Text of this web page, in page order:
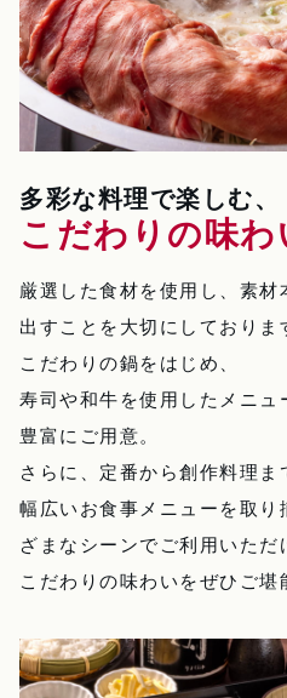
多彩な料理で楽しむ、
こだわりの味わ
厳選した食材を使用し、素材
出すことを大切にしておりま
こだわりの鍋をはじめ、
寿司や和牛を使用したメニュ
豊富にご用意。
さらに、定番から創作料理ま
幅広いお食事メニューを取り
ざまなシーンでご利用いただ
こだわりの味わいをぜひご堪